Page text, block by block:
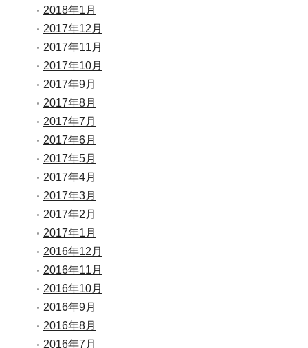
2018年1月
2017年12月
2017年11月
2017年10月
2017年9月
2017年8月
2017年7月
2017年6月
2017年5月
2017年4月
2017年3月
2017年2月
2017年1月
2016年12月
2016年11月
2016年10月
2016年9月
2016年8月
2016年7月